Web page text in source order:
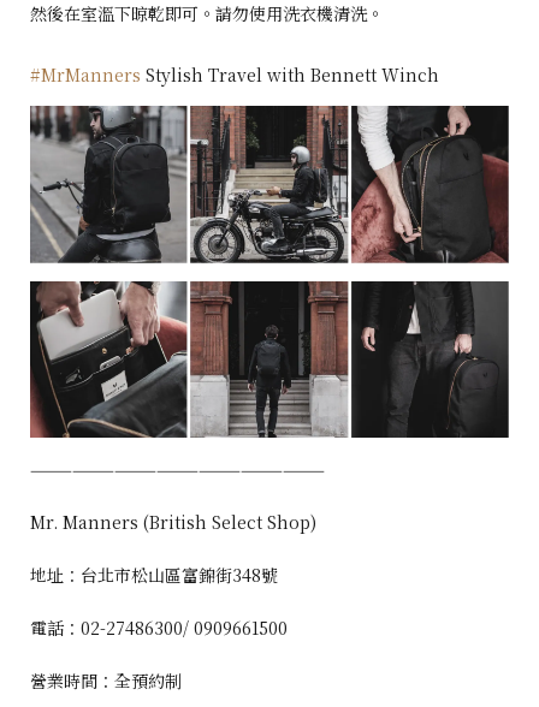
然後在室溫下晾乾即可。請勿使用洗衣機清洗。
#MrManners Stylish Travel with Bennett Winch
—————————————————————
Mr. Manners (British Select Shop)
地址：台北市松山區富錦街348號
電話：02-27486300/ 0909661500
營業時間：全預約制